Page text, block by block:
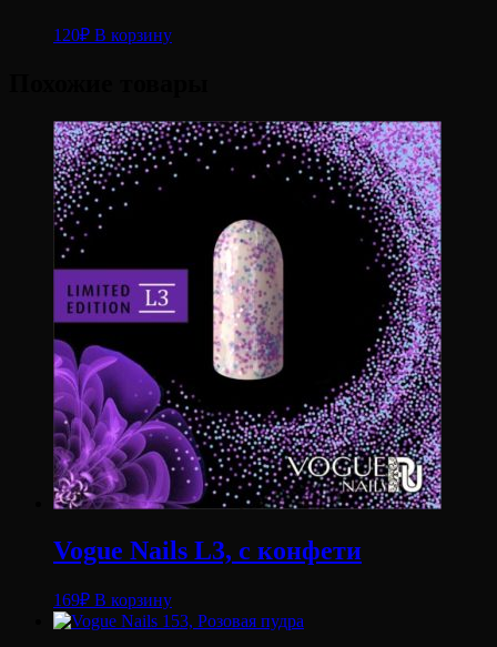
120₽ В корзину
Vogue Nails L3, с конфети
169₽ В корзину